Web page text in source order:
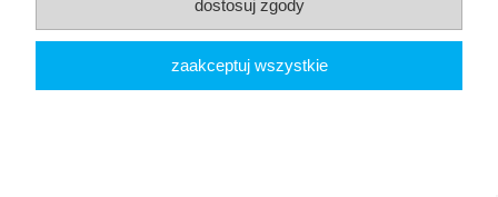
pokaż pełną wersję strony
Sklep internetowy Shoper.pl
dostosuj zgody
zaakceptuj wszystkie